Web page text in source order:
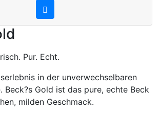
Pur. Echt.
in der unverwechselbaren
Beck?s Gold ist das pure, echte Beck
milden Geschmack.